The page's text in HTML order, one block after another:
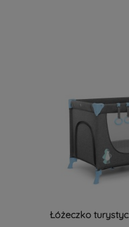
Łóżeczko